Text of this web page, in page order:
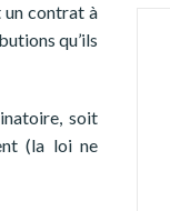
un contrat à
qu’ils
soit
(la loi ne